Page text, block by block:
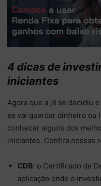
4 dicas de
iniciantes
Agora que a já se decidiu
se vai guardar dinheiro ou
conhecer alguns dos
iniciantes. Confira nossas
CDB: o Certificado de
aplicação onde o